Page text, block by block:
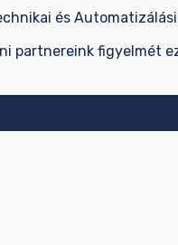
és
partnereink figyelmét